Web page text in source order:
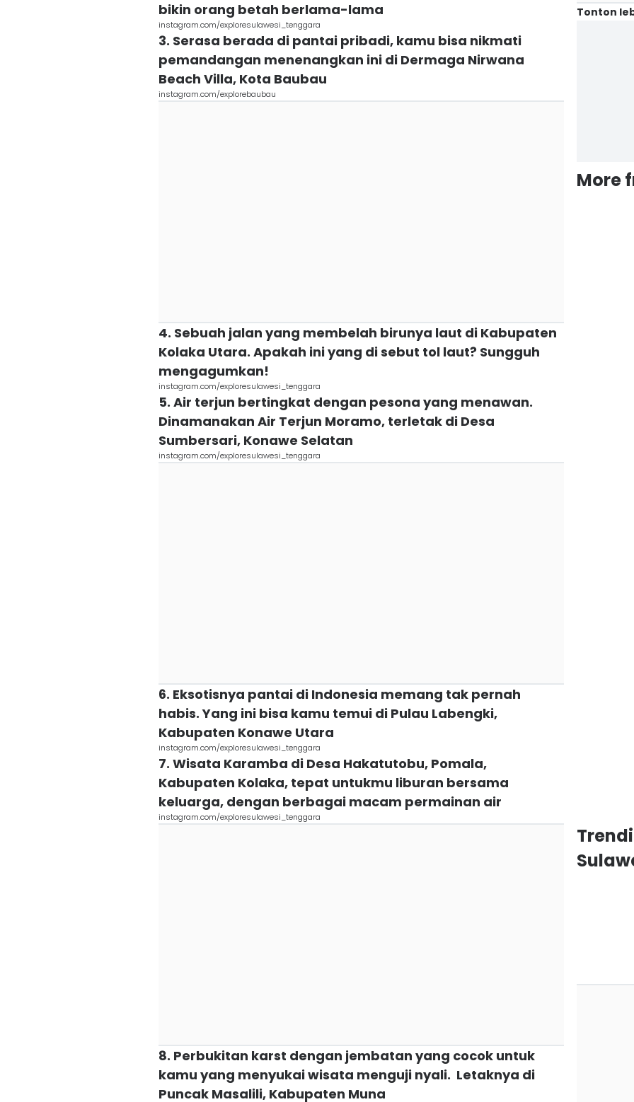
bikin orang betah berlama-lama
instagram.com/exploresulawesi_tenggara
3. Serasa berada di pantai pribadi, kamu bisa nikmati
pemandangan menenangkan ini di Dermaga Nirwana
Beach Villa, Kota Baubau
instagram.com/explorebaubau
4. Sebuah jalan yang membelah birunya laut di Kabupaten
Kolaka Utara. Apakah ini yang di sebut tol laut? Sungguh
mengagumkan!
instagram.com/exploresulawesi_tenggara
5. Air terjun bertingkat dengan pesona yang menawan.
Dinamanakan Air Terjun Moramo, terletak di Desa
Sumbersari, Konawe Selatan
instagram.com/exploresulawesi_tenggara
6. Eksotisnya pantai di Indonesia memang tak pernah
habis. Yang ini bisa kamu temui di Pulau Labengki,
Kabupaten Konawe Utara
instagram.com/exploresulawesi_tenggara
7. Wisata Karamba di Desa Hakatutobu, Pomala,
Kabupaten Kolaka, tepat untukmu liburan bersama
keluarga, dengan berbagai macam permainan air
instagram.com/exploresulawesi_tenggara
8. Perbukitan karst dengan jembatan yang cocok untuk
kamu yang menyukai wisata menguji nyali. Letaknya di
Puncak Masalili, Kabupaten Muna
Tonton
More